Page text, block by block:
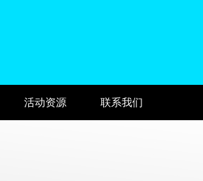
活动资源 联系我们